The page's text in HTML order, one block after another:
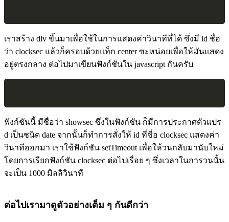
เราสร้าง div ขึ้นมาเพื่อใช้ในการแสดงค่าวินาทีที่ได้ ซึ่งมี id ชื่อ
ว่า clocksec แล้วก็ครอบด้วยแท็ก center ซะหน่อยเพื่อให้มันแสดง
อยู่ตรงกลาง ต่อไปมาเขียนฟังก์ชันใน javascript กันครับ
ฟังก์ชันนี้ มีชื่อว่า showsec ซึ่งในฟังก์ชัน ก็มีการประกาศตัวแปร
d เป็นชนิด date จากนั้นก็ทำการสั่งให้ id ที่ชื่อ clocksec แสดงค่า
วินาทีออกมา เราใช้ฟังก์ชัน setTimeout เพื่อให้วนกลับมานับใหม่
โดยการเรียกฟังก์ชัน clocksec ต่อไปเรื่อย ๆ ซึ่งเวลาในการวนนั้น
จะเป็น 1000 มิลลิวินาที
ต่อไปเรามาดูตัวอย่างเต็ม ๆ กันดีกว่า